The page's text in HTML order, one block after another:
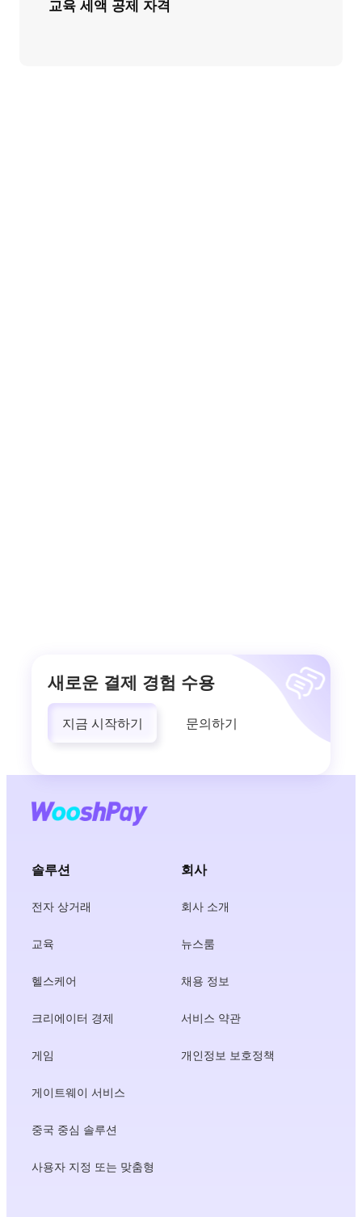
교육 세액 공제 자격
새로운 결제 경험 수용
지금 시작하기 문의하기
솔루션
전자 상거래
교육
헬스케어
크리에이터 경제
게임
게이트웨이 서비스
중국 중심 솔루션
사용자 지정 또는 맞춤형
회사
회사 소개
뉴스룸
채용 정보
서비스 약관
개인정보 보호정책